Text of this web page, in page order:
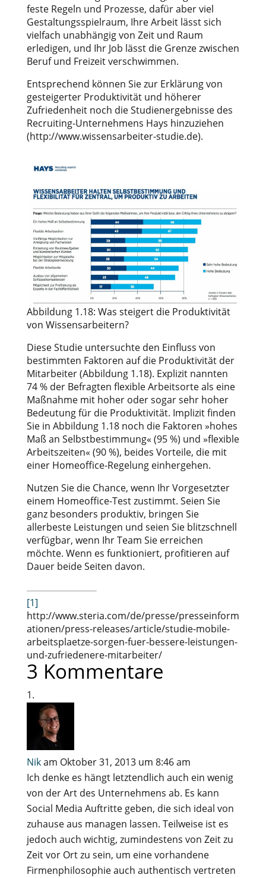
feste Regeln und Prozesse, dafür aber viel
Gestaltungsspielraum, Ihre Arbeit lässt sich
vielfach unabhängig von Zeit und Raum
erledigen, und Ihr Job lässt die Grenze zwischen
Beruf und Freizeit verschwimmen.
Entsprechend können Sie zur Erklärung von
gesteigerter Produktivität und höherer
Zufriedenheit noch die Studienergebnisse des
Recruiting-Unternehmens Hays hinzuziehen
(http://www.wissensarbeiter-studie.de).
Abbildung 1.18: Was steigert die Produktivität
von Wissensarbeitern?
Diese Studie untersuchte den Einfluss von
bestimmten Faktoren auf die Produktivität der
Mitarbeiter (Abbildung 1.18). Explizit nannten
74 % der Befragten flexible Arbeitsorte als eine
Maßnahme mit hoher oder sogar sehr hoher
Bedeutung für die Produktivität. Implizit finden
Sie in Abbildung 1.18 noch die Faktoren »hohes
Maß an Selbstbestimmung« (95 %) und »flexible
Arbeitszeiten« (90 %), beides Vorteile, die mit
einer Homeoffice-Regelung einhergehen.
Nutzen Sie die Chance, wenn Ihr Vorgesetzter
einem Homeoffice-Test zustimmt. Seien Sie
ganz besonders produktiv, bringen Sie
allerbeste Leistungen und seien Sie blitzschnell
verfügbar, wenn Ihr Team Sie erreichen
möchte. Wenn es funktioniert, profitieren auf
Dauer beide Seiten davon.
[1]
http://www.steria.com/de/presse/presseinform
ationen/press-releases/article/studie-mobile-
arbeitsplaetze-sorgen-fuer-bessere-leistungen-
und-zufriedenere-mitarbeiter/
3 Kommentare
Nikam Oktober 31, 2013 um 8:46 am
Ich denke es hängt letztendlich auch ein wenig
von der Art des Unternehmens ab. Es kann
Social Media Auftritte geben, die sich ideal von
zuhause aus managen lassen. Teilweise ist es
jedoch auch wichtig, zumindestens von Zeit zu
Zeit vor Ort zu sein, um eine vorhandene
Firmenphilosophie auch authentisch vertreten